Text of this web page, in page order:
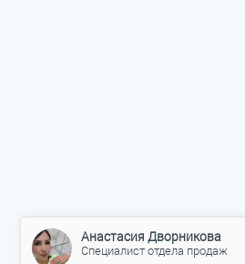
Анастасия Дворникова
Специалист отдела продаж